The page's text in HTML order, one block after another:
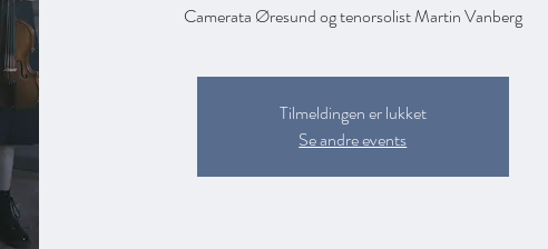
Camerata Øresund og tenorsolist Martin Vanberg
Tilmeldingen er lukket
Se andre events